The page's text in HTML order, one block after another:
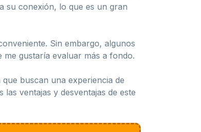
su conexión, lo que es un gran
Sin embargo, algunos
me gustaría evaluar más a fondo.
buscan una experiencia de
ventajas y desventajas de este